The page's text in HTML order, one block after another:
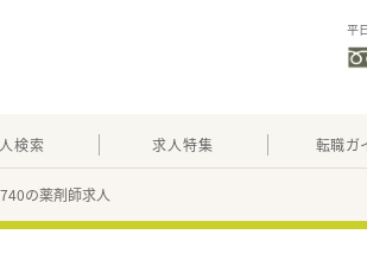
平
検索 求人特集 転職ガ
の薬剤師求人